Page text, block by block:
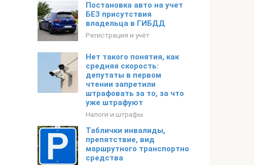
Постановка авто на учет
БЕЗ присутствия
владельца в ГИБДД
Регистрация и учёт
Нет такого понятия, как
средняя скорость:
депутаты в первом
чтении запретили
штрафовать за то, за что
уже штрафуют
Налоги и штрафы
Таблички инвалиды,
препятствие, вид
маршрутного транспортно
средства